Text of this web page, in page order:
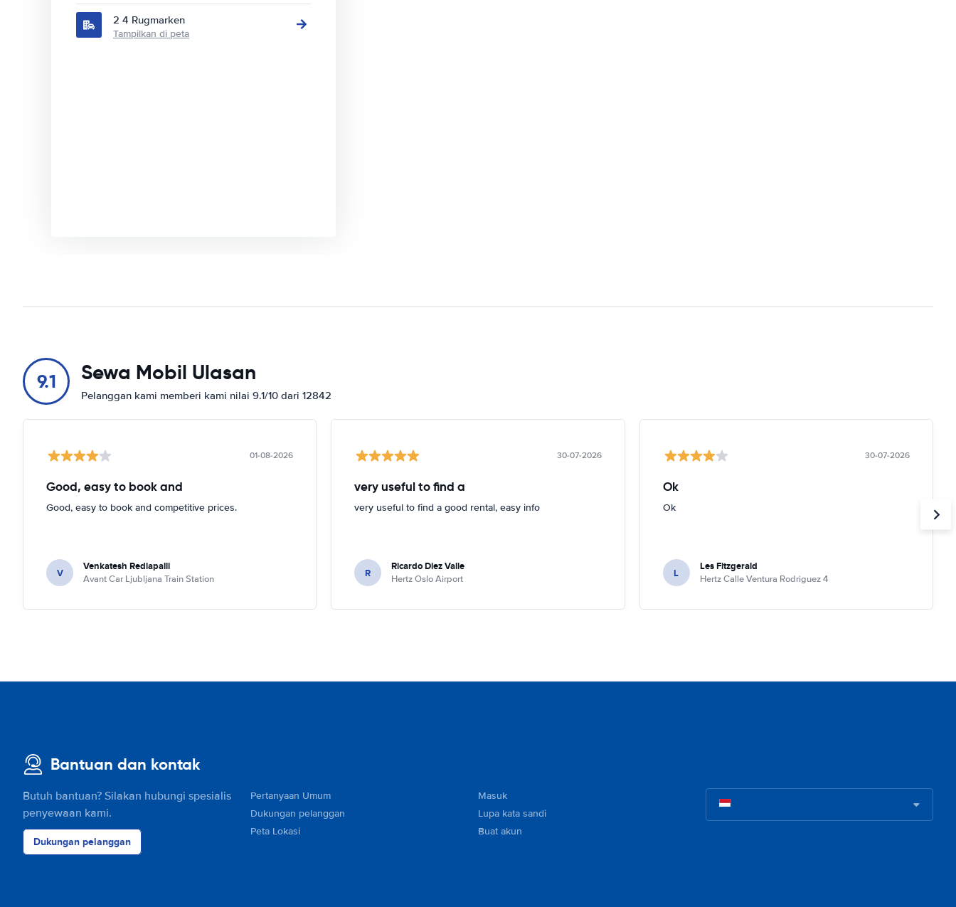
2 4 Rugmarken
Tampilkan di peta
9.1 Sewa Mobil Ulasan
Pelanggan kami memberi kami nilai 9.1/10 dari 12842
01-08-2026
Good, easy to book and
Good, easy to book and competitive prices.
V Venkatesh Redlapalli
Avant Car Ljubljana Train Station
30-07-2026
very useful to find a
very useful to find a good rental, easy info
R Ricardo Diez Valle
Hertz Oslo Airport
30-07-2026
Ok
Ok
L Les Fitzgerald
Hertz Calle Ventura Rodriguez 4
Bantuan dan kontak
Butuh bantuan? Silakan hubungi spesialis
penyewaan kami.
Dukungan pelanggan
Pertanyaan Umum
Dukungan pelanggan
Peta Lokasi
Masuk
Lupa kata sandi
Buat akun